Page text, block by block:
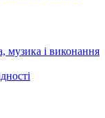
музика і виконання